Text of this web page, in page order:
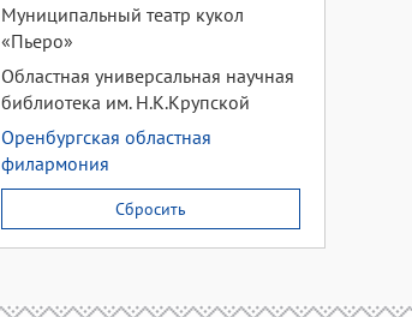
Муниципальный театр кукол
«Пьеро»
Областная универсальная научная
библиотека им. Н.К.Крупской
Оренбургская областная
филармония
Сбросить